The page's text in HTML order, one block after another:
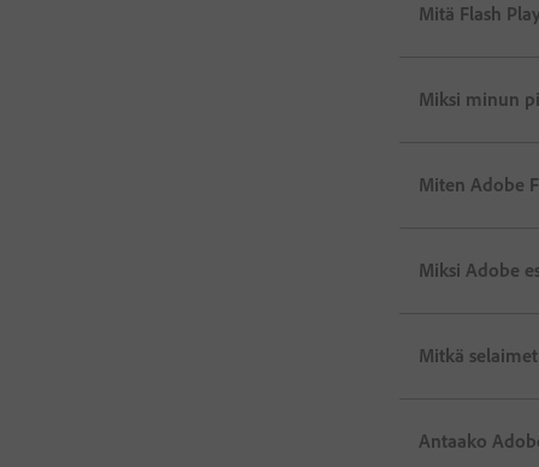
Mitä Flash
Miksi minun
Miten Adobe
Miksi Adobe
Mitkä
Antaako